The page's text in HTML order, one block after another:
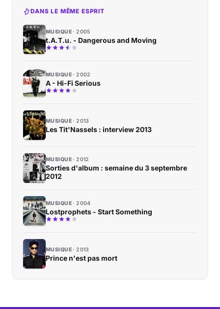
DANS LE MÊME ESPRIT
MUSIQUE 2005
t.A.T.u. - Dangerous and Moving
MUSIQUE 2002
A - Hi-Fi Serious
MUSIQUE 2013
Les Tit'Nassels : interview 2013
MUSIQUE 2012
Sorties d'album : semaine du 3 septembre
2012
MUSIQUE 2004
Lostprophets - Start Something
MUSIQUE 2013
Prince n'est pas mort